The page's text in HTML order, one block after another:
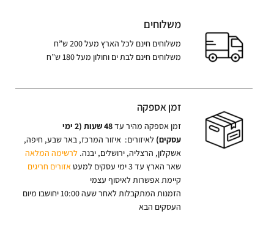
משלוחים
משלוחים חינם לכל הארץ מעל 200 ש”ח
משלוחים חינם לבת ים וחולון מעל 180 ש”ח
זמן אספקה
זמן אספקה מהיר עד
48 שעות (2 ימי
עסקים)לאיזורים: איזור המרכז, באר שבע, חיפה,
אשקלון, הרצליה, ירושלים, יבנה.לרשימה המלאה
שאר הארץ עד 3 ימי עסקים למעט
אזורים חריגים
קיימת אפשרות לאיסוף עצמי
הזמנות המתקבלות לאחר שעה 10:00 יחושבו מיום
העסקים הבא